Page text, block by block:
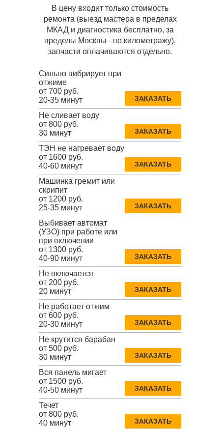
В цену входит только стоимость
ремонта (выезд мастера в пределах
МКАД и диагностика бесплатно, за
пределы Москвы - по километражу),
запчасти оплачиваются отдельно.
Сильно вибрирует при
отжиме
от 700 руб.
20-35 минут
ЗАКАЗАТЬ
Не сливает воду
от 800 руб.
30 минут
ЗАКАЗАТЬ
ТЭН не нагревает воду
от 1600 руб.
40-60 минут
ЗАКАЗАТЬ
Машинка гремит или
скрипит
от 1200 руб.
25-35 минут
ЗАКАЗАТЬ
Выбивает автомат
(УЗО) при работе или
при включении
от 1300 руб.
40-90 минут
ЗАКАЗАТЬ
Не включается
от 200 руб.
20 минут
ЗАКАЗАТЬ
Не работает отжим
от 600 руб.
20-30 минут
ЗАКАЗАТЬ
Не крутится барабан
от 500 руб.
30 минут
ЗАКАЗАТЬ
Вся панель мигает
от 1500 руб.
40-50 минут
ЗАКАЗАТЬ
Течет
от 800 руб.
40 минут
ЗАКАЗАТЬ